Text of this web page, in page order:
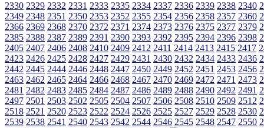
2330 2329 2332 2331 2333 2335 2334 2337 2336 2339 2338 2340
2349 2348 2351 2350 2353 2352 2355 2354 2356 2358 2357 2360
2366 2369 2368 2370 2372 2371 2374 2373 2376 2375 2377 2379
2385 2388 2387 2389 2391 2390 2393 2392 2395 2394 2396 2398
2405 2407 2406 2408 2410 2409 2412 2411 2414 2413 2415 2417
2423 2426 2425 2428 2427 2429 2431 2430 2432 2434 2433 2436
2442 2445 2444 2446 2448 2447 2450 2449 2452 2451 2453 2456
2463 2462 2465 2464 2466 2468 2467 2470 2469 2472 2471 2473
2481 2482 2483 2485 2484 2487 2486 2489 2488 2490 2492 2491
2497 2501 2503 2502 2505 2504 2507 2506 2508 2510 2509 2512
2518 2521 2520 2523 2522 2524 2526 2525 2527 2529 2528 2530
2539 2538 2541 2540 2543 2542 2544 2546 2545 2548 2547 2550